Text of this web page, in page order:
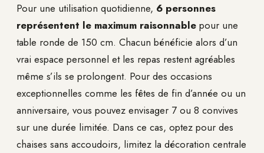
Pour une utilisation quotidienne, 6 personnes
représentent le maximum raisonnable pour une
table ronde de 150 cm. Chacun bénéficie alors d’un
vrai espace personnel et les repas restent agréables
même s’ils se prolongent. Pour des occasions
exceptionnelles comme les fêtes de fin d’année ou un
anniversaire, vous pouvez envisager 7 ou 8 convives
sur une durée limitée. Dans ce cas, optez pour des
chaises sans accoudoirs, limitez la décoration centrale